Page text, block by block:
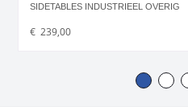
SIDETABLES INDUSTRIEEL OVERIG
€ 239,00